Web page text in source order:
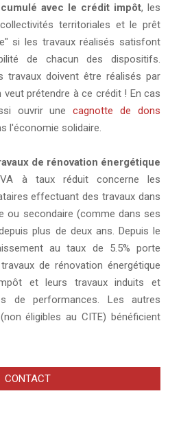
avec le crédit impôt, les
territoriales et le prêt
si les travaux réalisés satisfont
de chacun des dispositifs.
travaux doivent être réalisés par
veut prétendre à ce crédit ! En cas
ouvrir unecagnotte de dons
l'économie solidaire.
de rénovation énergétique
à taux réduit concerne les
effectuant des travaux dans
ou secondaire (comme dans ses
plus de deux ans. Depuis le
au taux de 5.5% porte
de rénovation énergétique
et leurs travaux induits et
de performances. Les autres
éligibles au CITE) bénéficient
CONTACT